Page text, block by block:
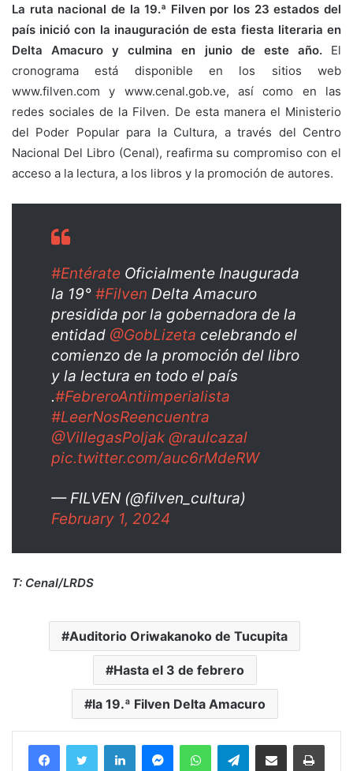
La ruta nacional de la 19.ª Filven por los 23 estados del
país inició con la inauguración de esta fiesta literaria en
Delta Amacuro y culmina en junio de este año.El
cronograma está disponible en los sitios web
www.filven.com y www.cenal.gob.ve, así como en las
redes sociales de la Filven. De esta manera el Ministerio
del Poder Popular para la Cultura, a través del Centro
Nacional Del Libro (Cenal), reafirma su compromiso con el
acceso a la lectura, a los libros y la promoción de autores.
#Entérate Oficialmente Inaugurada
la 19° #Filven Delta Amacuro
presidida por la gobernadora de la
entidad @GobLizeta celebrando el
comienzo de la promoción del libro
y la lectura en todo el país
.#FebreroAntiimperialista
#LeerNosReencuentra
@VillegasPoljak @raulcazal
pic.twitter.com/auc6rMdeRW
— FILVEN (@filven_cultura)
February 1, 2024
T: Cenal/LRDS
Auditorio Oriwakanoko de Tucupita
Hasta el 3 de febrero
la 19.ª Filven Delta Amacuro
FacebookTwitter LinkedInMessengerWhatsAppTelegramCompartir por correo electrónico